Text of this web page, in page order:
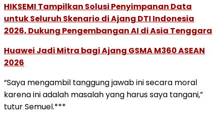
HIKSEMI Tampilkan Solusi Penyimpanan Data
untuk Seluruh Skenario di Ajang DTI Indonesia
2026, Dukung Pengembangan AI di Asia Tenggara
Huawei Jadi Mitra bagi Ajang GSMA M360 ASEAN
2026
“Saya mengambil tanggung jawab ini secara moral
karena ini adalah masalah yang harus saya tangani,”
tutur Semuel.***